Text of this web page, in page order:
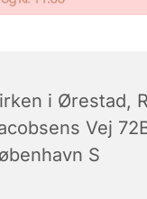
i Ørestad,
Vej
S